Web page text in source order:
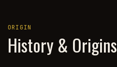
ORIGIN
History & Origins